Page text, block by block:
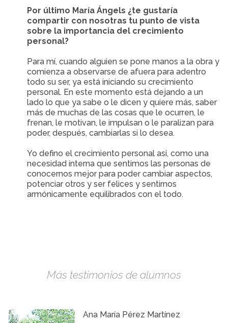
Por último María Ángels ¿te gustaría
compartir con nosotras tu punto de vista
sobre la importancia del crecimiento
personal?
Para mí, cuando alguien se pone manos a la obra y
comienza a observarse de afuera para adentro
todo su ser, ya está iniciando su crecimiento
personal. En este momento está dejando a un
lado lo que ya sabe o le dicen y quiere más, saber
más de muchas de las cosas que le ocurren, le
frenan, le motivan, le impulsan o le paralizan para
poder, después, cambiarlas si lo desea.
Yo defino el crecimiento personal así, como una
necesidad interna que sentimos las personas de
conocernos mejor para poder cambiar aspectos,
potenciar otros y ser felices y sentirnos
armónicamente equilibrados con el todo.
Más testimonios de alumnos
Ana María Pérez Martínez